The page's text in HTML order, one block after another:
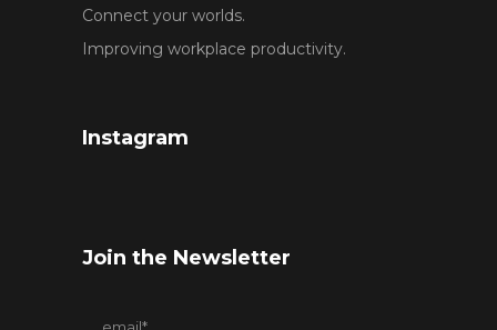
Connect your worlds.
Improving workplace productivity.
Instagram
Join the Newsletter